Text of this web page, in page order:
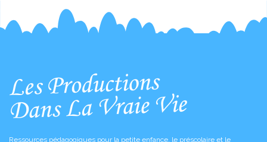
Ressources pédagogiques pour la petite enfance, le préscolaire et le